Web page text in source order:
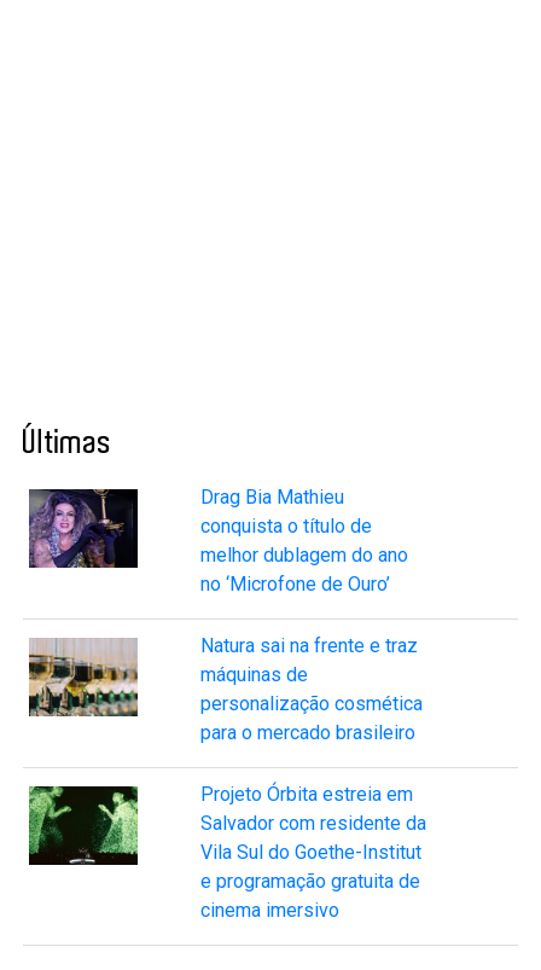
Últimas
Drag Bia Mathieu
conquista o título de
melhor dublagem do ano
no ‘Microfone de Ouro’
Natura sai na frente e traz
máquinas de
personalização cosmética
para o mercado brasileiro
Projeto Órbita estreia em
Salvador com residente da
Vila Sul do Goethe-Institut
e programação gratuita de
cinema imersivo